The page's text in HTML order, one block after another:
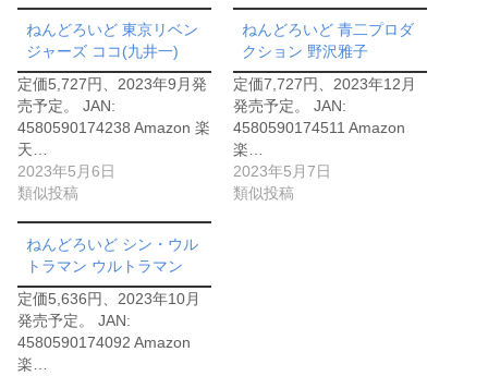
ねんどろいど 東京リベン
ジャーズ ココ(九井一)
定価5,727円、2023年9月発
売予定。 JAN:
4580590174238 Amazon 楽
天…
2023年5月6日
類似投稿
ねんどろいど 青二プロダ
クション 野沢雅子
定価7,727円、2023年12月
発売予定。 JAN:
4580590174511 Amazon
楽…
2023年5月7日
類似投稿
ねんどろいど シン・ウル
トラマン ウルトラマン
定価5,636円、2023年10月
発売予定。 JAN:
4580590174092 Amazon
楽…